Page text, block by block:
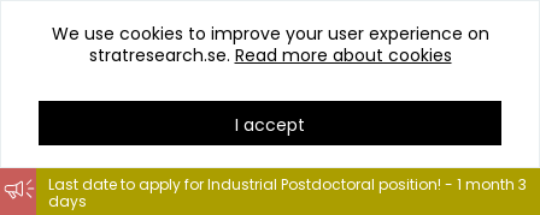
We use cookies to improve your user experience on
stratresearch.se. Read more about cookies
I accept
Last date to apply for Industrial Postdoctoral position! - 1 month 3
days